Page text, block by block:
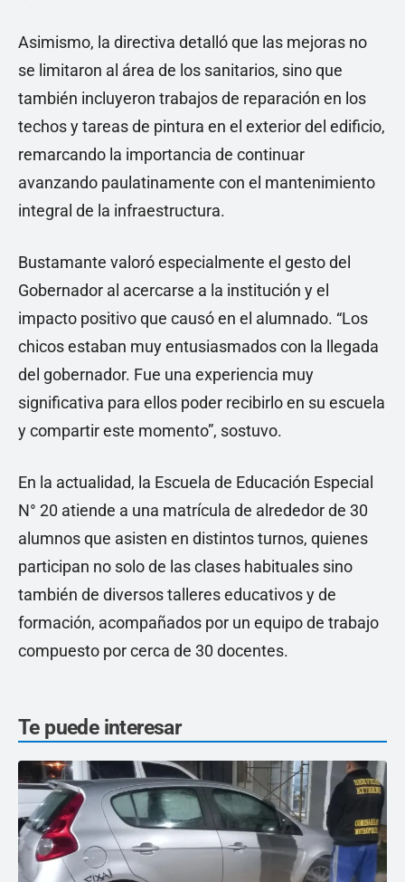
Asimismo, la directiva detalló que las mejoras no
se limitaron al área de los sanitarios, sino que
también incluyeron trabajos de reparación en los
techos y tareas de pintura en el exterior del edificio,
remarcando la importancia de continuar
avanzando paulatinamente con el mantenimiento
integral de la infraestructura.
Bustamante valoró especialmente el gesto del
Gobernador al acercarse a la institución y el
impacto positivo que causó en el alumnado. “Los
chicos estaban muy entusiasmados con la llegada
del gobernador. Fue una experiencia muy
significativa para ellos poder recibirlo en su escuela
y compartir este momento”, sostuvo.
En la actualidad, la Escuela de Educación Especial
N° 20 atiende a una matrícula de alrededor de 30
alumnos que asisten en distintos turnos, quienes
participan no solo de las clases habituales sino
también de diversos talleres educativos y de
formación, acompañados por un equipo de trabajo
compuesto por cerca de 30 docentes.
Te puede interesar